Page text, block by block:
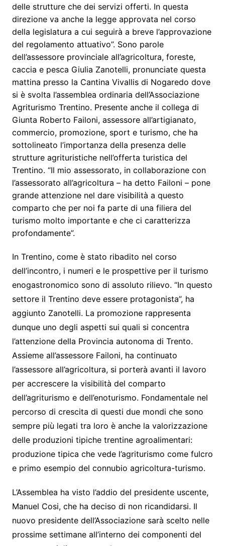
delle strutture che dei servizi offerti. In questa
direzione va anche la legge approvata nel corso
della legislatura a cui seguirà a breve l’approvazione
del regolamento attuativo”. Sono parole
dell’assessore provinciale all’agricoltura, foreste,
caccia e pesca Giulia Zanotelli, pronunciate questa
mattina presso la Cantina Vivallis di Nogaredo dove
si è svolta l’assemblea ordinaria dell’Associazione
Agriturismo Trentino. Presente anche il collega di
Giunta Roberto Failoni, assessore all’artigianato,
commercio, promozione, sport e turismo, che ha
sottolineato l’importanza della presenza delle
strutture agrituristiche nell’offerta turistica del
Trentino. “Il mio assessorato, in collaborazione con
l’assessorato all’agricoltura – ha detto Failoni – pone
grande attenzione nel dare visibilità a questo
comparto che per noi fa parte di una filiera del
turismo molto importante e che ci caratterizza
profondamente”.
In Trentino, come è stato ribadito nel corso
dell’incontro, i numeri e le prospettive per il turismo
enogastronomico sono di assoluto rilievo. “In questo
settore il Trentino deve essere protagonista”, ha
aggiunto Zanotelli. La promozione rappresenta
dunque uno degli aspetti sui quali si concentra
l’attenzione della Provincia autonoma di Trento.
Assieme all’assessore Failoni, ha continuato
l’assessore all’agricoltura, si porterà avanti il lavoro
per accrescere la visibilità del comparto
dell’agriturismo e dell’enoturismo. Fondamentale nel
percorso di crescita di questi due mondi che sono
sempre più legati tra loro è anche la valorizzazione
delle produzioni tipiche trentine agroalimentari:
produzione tipica che vede l’agriturismo come fulcro
e primo esempio del connubio agricoltura-turismo.
L’Assemblea ha visto l’addio del presidente uscente,
Manuel Cosi, che ha deciso di non ricandidarsi. Il
nuovo presidente dell’Associazione sarà scelto nelle
prossime settimane all’interno dei componenti del